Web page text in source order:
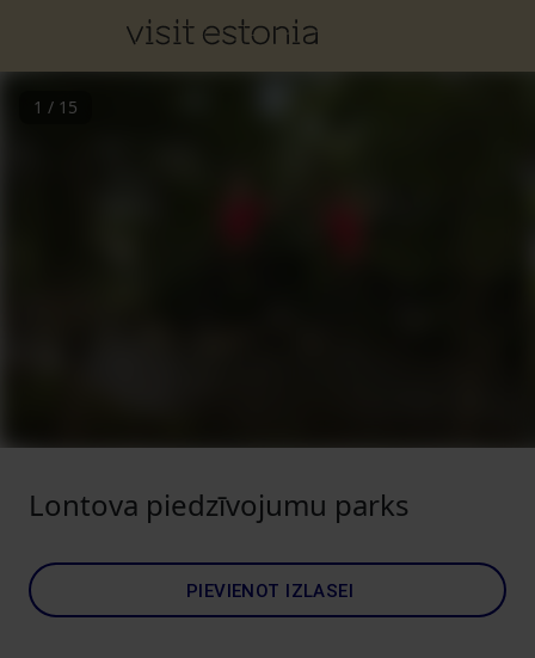
1 / 15
Lontova piedzīvojumu parks
PIEVIENOT IZLASEI